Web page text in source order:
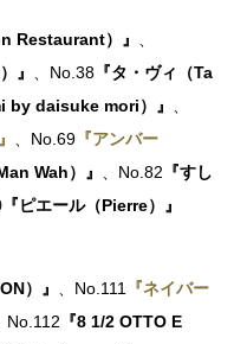
Restaurant）』 、
』 、No.38 『タ・ヴィ（Ta
by daisuke mori） 』 、
、No.69 『アンバー
Wah） 』 、No.82 『すし
『ピエール（Pierre） 』
）』 、No.111 『ネイバー
No.112 『8 1/2 OTTO E